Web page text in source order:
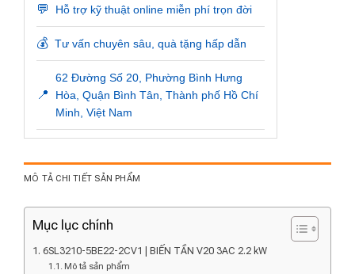
💬 Hỗ trợ kỹ thuật online miễn phí trọn đời
💰 Tư vấn chuyên sâu, quà tặng hấp dẫn
📍
62 Đường Số 20, Phường Bình Hưng
Hòa, Quận Bình Tân, Thành phố Hồ Chí
Minh, Việt Nam
MÔ TẢ CHI TIẾT SẢN PHẨM
Mục lục chính
6SL3210-5BE22-2CV1 | BIẾN TẦN V20 3AC 2.2 kW
Mô tả sản phẩm